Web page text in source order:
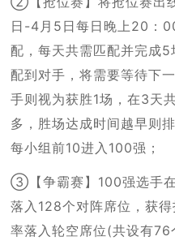
日-4月5日每日晚上20：
配，每天共需匹配并完成
配到对手，将需要等待下
手则视为获胜1场，在3天
多，胜场达成时间越早则
每小组前10进入100强；
③【争霸赛】100强选手
落入128个对阵席位，获
率落入轮空席位(共设有